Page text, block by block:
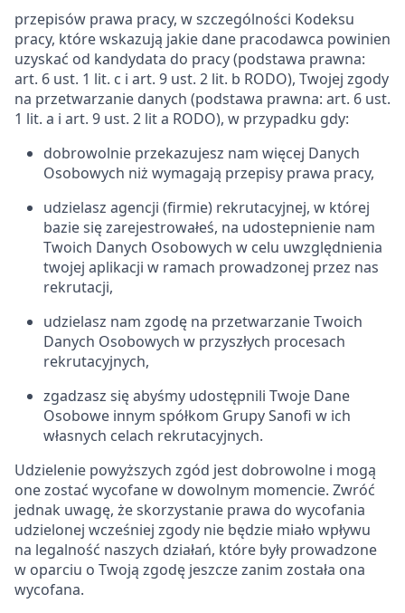
przepisów prawa pracy, w szczególności Kodeksu
pracy, które wskazują jakie dane pracodawca powinien
uzyskać od kandydata do pracy (podstawa prawna:
art. 6 ust. 1 lit. c i art. 9 ust. 2 lit. b RODO), Twojej zgody
na przetwarzanie danych (podstawa prawna: art. 6 ust.
1 lit. a i art. 9 ust. 2 lit a RODO), w przypadku gdy:
dobrowolnie przekazujesz nam więcej Danych
Osobowych niż wymagają przepisy prawa pracy,
udzielasz agencji (firmie) rekrutacyjnej, w której
bazie się zarejestrowałeś, na udostepnienie nam
Twoich Danych Osobowych w celu uwzględnienia
twojej aplikacji w ramach prowadzonej przez nas
rekrutacji,
udzielasz nam zgodę na przetwarzanie Twoich
Danych Osobowych w przyszłych procesach
rekrutacyjnych,
zgadzasz się abyśmy udostępnili Twoje Dane
Osobowe innym spółkom Grupy Sanofi w ich
własnych celach rekrutacyjnych.
Udzielenie powyższych zgód jest dobrowolne i mogą
one zostać wycofane w dowolnym momencie. Zwróć
jednak uwagę, że skorzystanie prawa do wycofania
udzielonej wcześniej zgody nie będzie miało wpływu
na legalność naszych działań, które były prowadzone
w oparciu o Twoją zgodę jeszcze zanim została ona
wycofana.